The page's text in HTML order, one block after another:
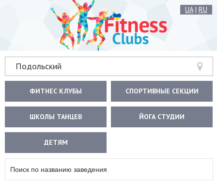
UA| RU
Подольский
ФИТНЕС КЛУБЫ СПОРТИВНЫЕ СЕКЦИИ
ШКОЛЫ ТАНЦЕВ ЙОГА СТУДИИ
ДЕТЯМ